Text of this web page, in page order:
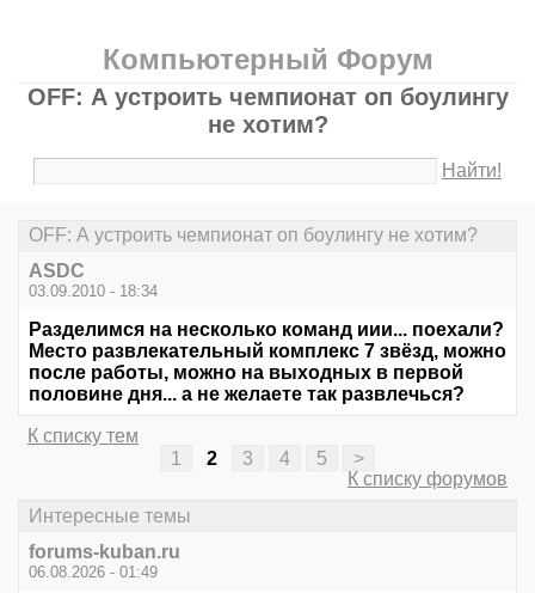
Компьютерный Форум
OFF: А устроить чемпионат оп боулингу
не хотим?
Найти!
OFF: А устроить чемпионат оп боулингу не хотим?
ASDC
03.09.2010 - 18:34
Разделимся на несколько команд иии... поехали?
Место развлекательный комплекс 7 звёзд, можно
после работы, можно на выходных в первой
половине дня... а не желаете так развлечься?
К списку тем
1
2 3 4 5
>
К списку форумов
Интересные темы
forums-kuban.ru
06.08.2026 - 01:49